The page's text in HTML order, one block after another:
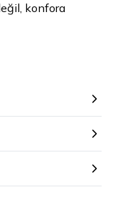
konfora